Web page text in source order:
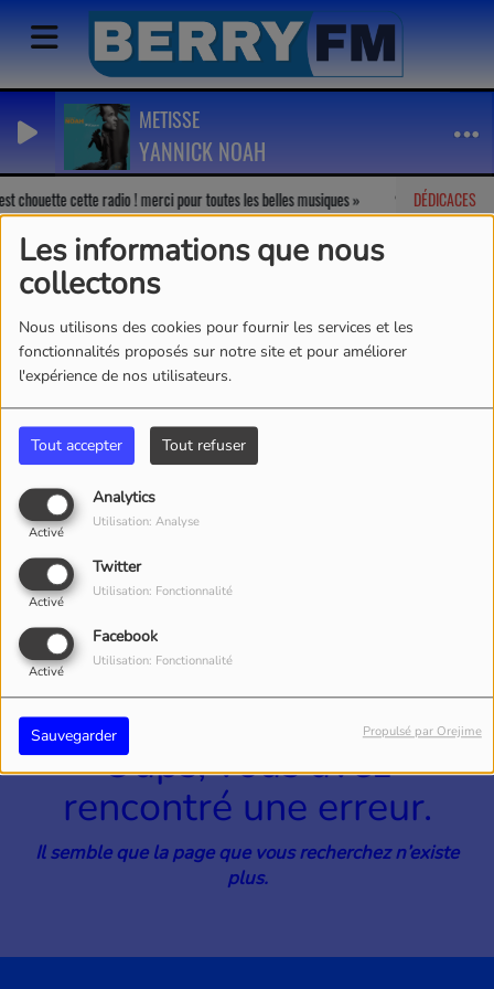
Les informations que nous
collectons
Nous utilisons des cookies pour fournir les services et les
fonctionnalités proposés sur notre site et pour améliorer
l'expérience de nos utilisateurs.
Tout accepter Tout refuser
Analytics
Activé
Utilisation: Analyse
Twitter
Activé
Utilisation: Fonctionnalité
Facebook
Activé
Utilisation: Fonctionnalité
Sauvegarder Propulsé par Orejime
METISSE
YANNICK NOAH
DÉDICACES
chouette cette radio ! merci pour toutes les belles musiques Marion-
Oups, vous avez
rencontré une erreur.
Il semble que la page que vous recherchez n’existe
plus.